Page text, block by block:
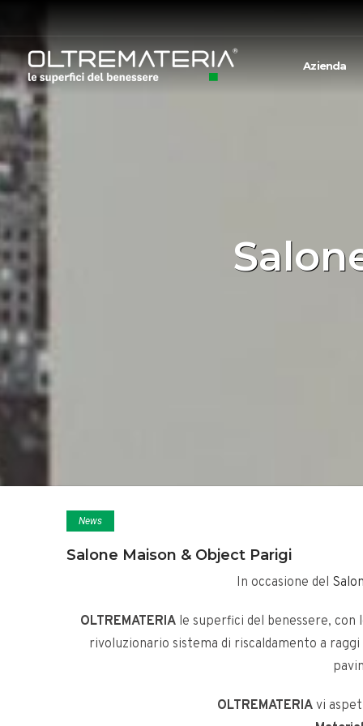
Azienda
News
Salone Maison & Object Parigi
In occasione del
OLTREMATERIA le superfici del benessere,
rivoluzionario sistema di riscaldamento a
OLTREMATERIAvi